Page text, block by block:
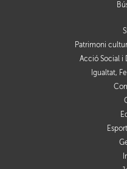
Patrimoni
Acció Social i
Igualtat,